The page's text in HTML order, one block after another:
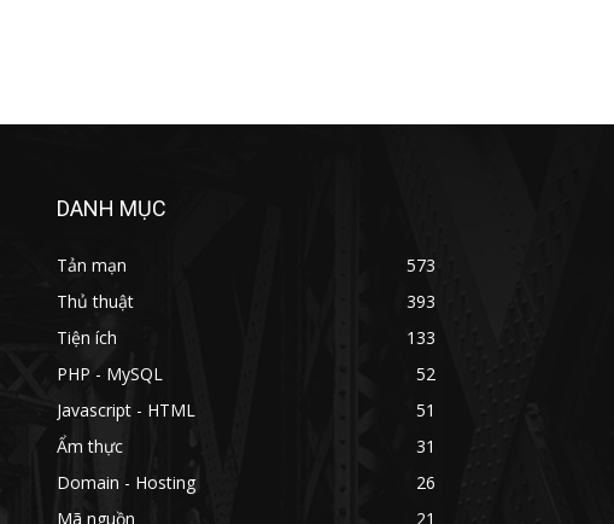
DANH MỤC
Tản mạn
573
Thủ thuật
393
Tiện ích
133
PHP - MySQL
52
Javascript - HTML
51
Ẩm thực
31
Domain - Hosting
26
Mã nguồn
21